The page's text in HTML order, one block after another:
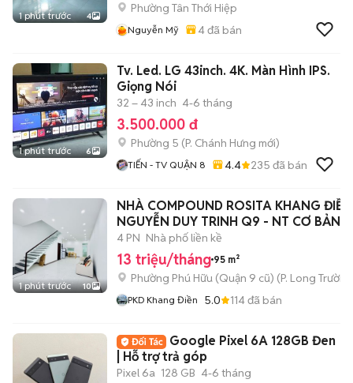
1 phút trước 4
Phường Tân Thới Hiệp
Nguyễn Mỹ 4đã bán
1 phút trước 6
Tv. Led. LG 43inch. 4K. Màn Hình IPS.
Giọng Nói
32 – 43 inch 4-6 tháng
3.500.000 đ
Phường 5 (P. Chánh Hưng mới)
TIẾN - TV QUẬN 8 4.4 235 đã bán
1 phút trước 10
NHÀ COMPOUND ROSITA KHANG
NGUYỄN DUY TRINH Q9 - NT CƠ BẢN
4 PN Nhà phố liền kề
13 triệu/tháng 95 m²
Phường Phú Hữu (Quận 9 cũ) (P. Long Trường
PKD Khang Điền 5.0 114đã bán
Google Pixel 6A 128GB Đen
| Hỗ trợ trả góp
Pixel 6a 128 GB 4-6 tháng